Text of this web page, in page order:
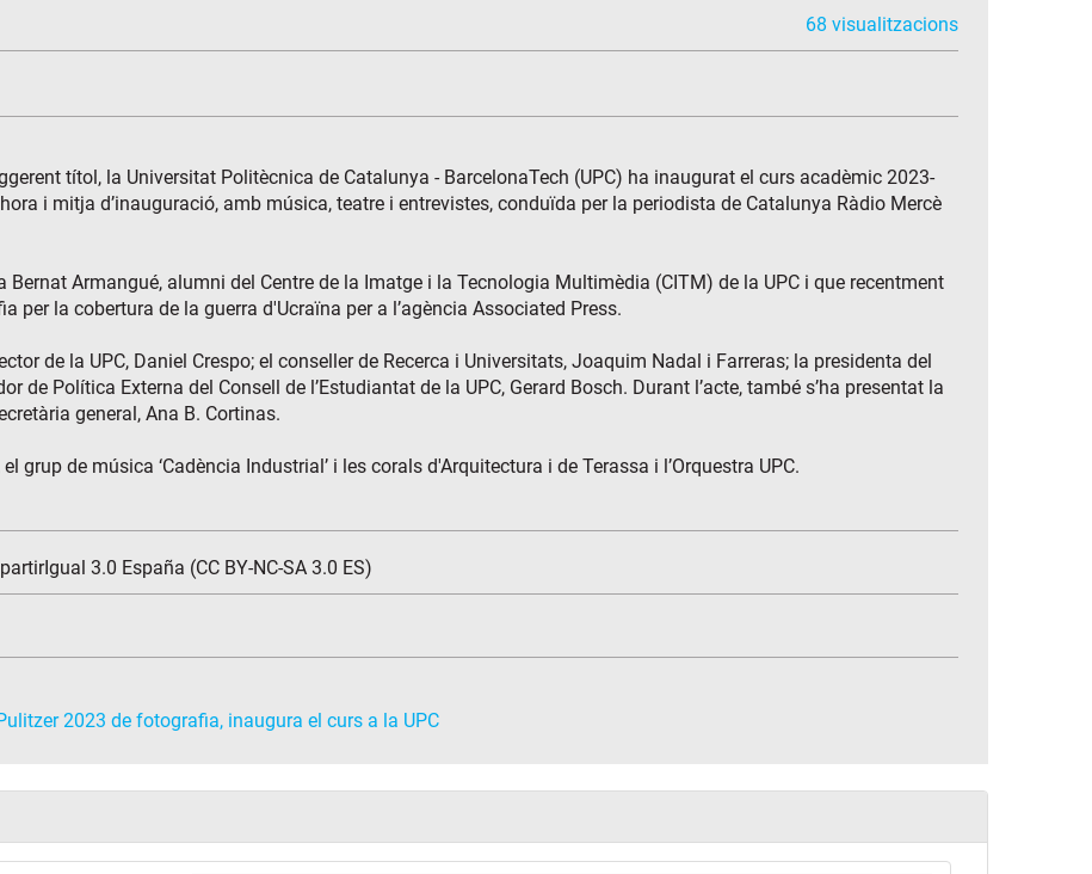
68 visualitzacions
títol, la Universitat Politècnica de Catalunya - BarcelonaTech (UPC) ha inaugurat el curs acadèmic 2023-
i mitja d’inauguració, amb música, teatre i entrevistes, conduïda per la periodista de Catalunya Ràdio Mercè
Armangué, alumni del Centre de la Imatge i la Tecnologia Multimèdia (CITM) de la UPC i que recentment
per la cobertura de la guerra d'Ucraïna per a l’agència Associated Press.
de la UPC, Daniel Crespo; el conseller de Recerca i Universitats, Joaquim Nadal i Farreras; la presidenta del
de Política Externa del Consell de l’Estudiantat de la UPC, Gerard Bosch. Durant l’acte, també s’ha presentat la
general, Ana B. Cortinas.
grup de música ‘Cadència Industrial’ i les corals d'Arquitectura i de Terassa i l’Orquestra UPC.
3.0 España (CC BY-NC-SA 3.0 ES)
2023 de fotografia, inaugura el curs a la UPC